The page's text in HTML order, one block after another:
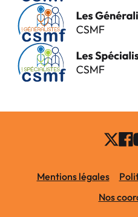
Mentions légales
Nos